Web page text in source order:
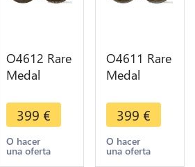
O4612 Rare
Medal
Kingdom
Napoléon
III Queen
Victoria
399 €
O hacer
una oferta
O4611 Rare
Medal
Kingdom
Napoléon
III
Commerce
399 €
O hacer
una oferta